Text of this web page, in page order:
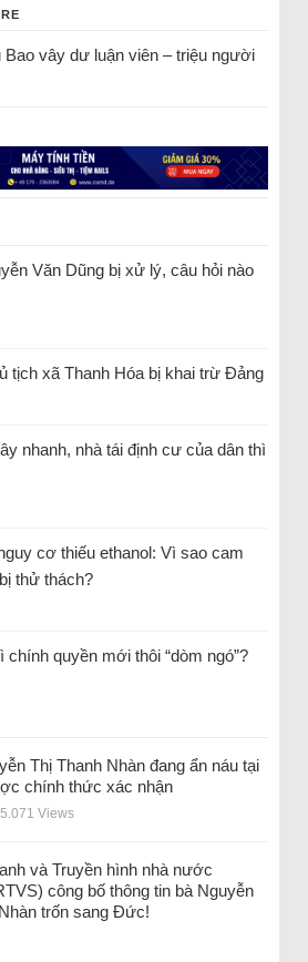
Bao vây dư luận viên – triệu người
Văn Dũng bị xử lý, câu hỏi nào
tịch xã Thanh Hóa bị khai trừ Đảng
nhanh, nhà tái định cư của dân thì
cơ thiếu ethanol: Vì sao cam
thử thách?
quyền mới thôi “dòm ngó”?
Thị Thanh Nhàn đang ẩn náu tại
chính thức xác nhận
Views
và Truyền hình nhà nước
công bố thông tin bà Nguyễn
trốn sang Đức!